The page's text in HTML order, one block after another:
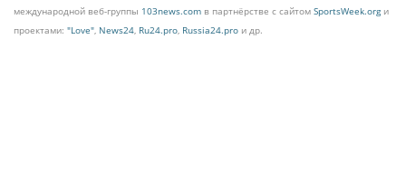
международной веб-группы 103news.com в партнёрстве с сайтом SportsWeek.orgи
проектами: "Love", News24, Ru24.pro, Russia24.pro и др.